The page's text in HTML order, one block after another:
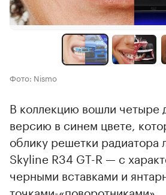
Фото: Nismo
В коллекцию вошли четыре
версию в синем цвете,
облику решетки радиатора
Skyline R34 GT-R — с
черными вставками и